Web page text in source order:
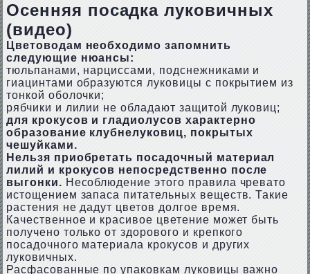
Осенняя посадка луковичных
(видео)
Цветоводам необходимо запомнить
следующие нюансы:
тюльпанами, нарциссами, подснежниками и
гиацинтами образуются луковицы с покрытием из
тонкой оболочки;
рябчики и лилии не обладают защитой луковиц;
для крокусов и гладиолусов характерно
образование клубнелуковиц, покрытых
чешуйками.
Нельзя приобретать посадочный материал
лилий и крокусов непосредственно после
выгонки. Несоблюдение этого правила чревато
истощением запаса питательных веществ. Такие
растения не дадут цветов долгое время.
Качественное и красивое цветение может быть
получено только от здорового и крепкого
посадочного материала крокусов и других
луковичных.
Расфасованные по упаковкам луковицы важно